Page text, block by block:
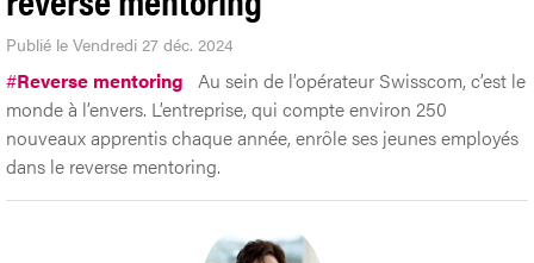
Publié le Vendredi 27 déc. 2024
#Reverse mentoring
Au sein de l’opérateur Swisscom, c’est le
monde à l’envers. L’entreprise, qui compte environ 250
nouveaux apprentis chaque année, enrôle ses jeunes employés
dans le reverse mentoring.